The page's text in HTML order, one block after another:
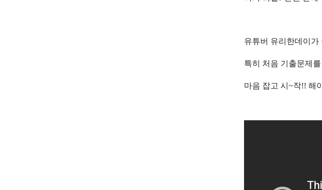
유튜버 유리한데이가
특히 처음 기출문제
마음 잡고 시~작!! 해